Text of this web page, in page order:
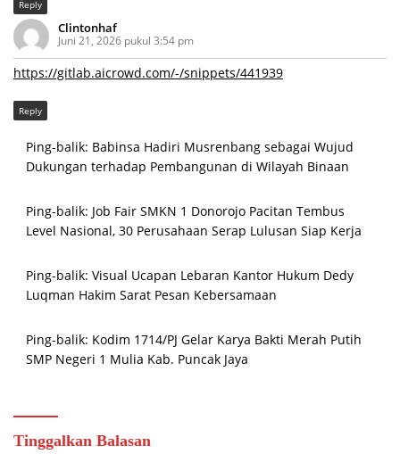
Reply
Clintonhaf
Juni 21, 2026 pukul 3:54 pm
https://gitlab.aicrowd.com/-/snippets/441939
Reply
Ping-balik: Babinsa Hadiri Musrenbang sebagai Wujud
Dukungan terhadap Pembangunan di Wilayah Binaan
Ping-balik: Job Fair SMKN 1 Donorojo Pacitan Tembus
Level Nasional, 30 Perusahaan Serap Lulusan Siap Kerja
Ping-balik: Visual Ucapan Lebaran Kantor Hukum Dedy
Luqman Hakim Sarat Pesan Kebersamaan
Ping-balik: Kodim 1714/PJ Gelar Karya Bakti Merah Putih
SMP Negeri 1 Mulia Kab. Puncak Jaya
Tinggalkan Balasan